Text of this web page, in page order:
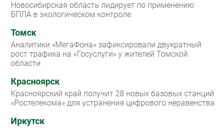
Новосибирская область лидирует по применению
БПЛА в экологическом контроле
Томск
Аналитики «МегаФона» зафиксировали двукратный
рост трафика на «Госуслуги» у жителей Томской
области
Красноярск
Красноярский край получит 28 новых базовых станций
«Ростелекома» для устранения цифрового неравенства
Иркутск